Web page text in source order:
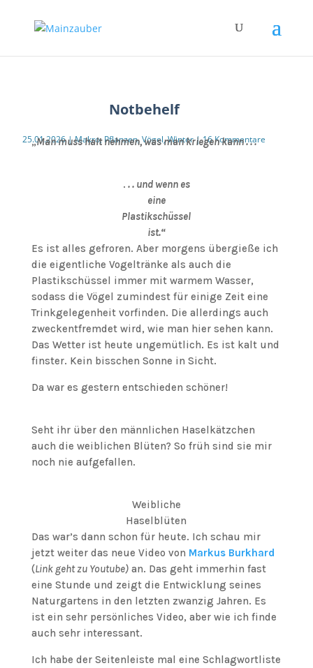
Notbehelf
25.01.2026|Makro,Pflanzen,Vögel,Winter|16 Kommentare
„Man muss halt nehmen, was man kriegen kann . . .
. . . und wenn es
eine
Plastikschüssel
ist.“
Es ist alles gefroren. Aber morgens übergieße ich
die eigentliche Vogeltränke als auch die
Plastikschüssel immer mit warmem Wasser,
sodass die Vögel zumindest für einige Zeit eine
Trinkgelegenheit vorfinden. Die allerdings auch
zweckentfremdet wird, wie man hier sehen kann.
Das Wetter ist heute ungemütlich. Es ist kalt und
finster. Kein bisschen Sonne in Sicht.
Da war es gestern entschieden schöner!
Seht ihr über den männlichen Haselkätzchen
auch die weiblichen Blüten? So früh sind sie mir
noch nie aufgefallen.
Weibliche
Haselblüten
Das war’s dann schon für heute. Ich schau mir
jetzt weiter das neue Video von Markus Burkhard
(Link geht zu Youtube)an. Das geht immerhin fast
eine Stunde und zeigt die Entwicklung seines
Naturgartens in den letzten zwanzig Jahren. Es
ist ein sehr persönliches Video, aber wie ich finde
auch sehr interessant.
Ich habe der Seitenleiste mal eine Schlagwortliste